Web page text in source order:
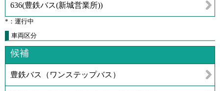
636(豊鉄バス(新城営業所))
*：運行中
車両区分
候補
豊鉄バス（ワンステップバス）